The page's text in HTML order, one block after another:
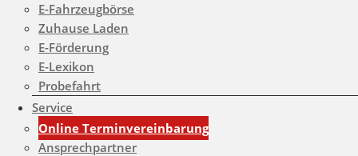
E-Fahrzeugbörse
Zuhause Laden
E-Förderung
E-Lexikon
Probefahrt
Service
Online Terminvereinbarung
Ansprechpartner